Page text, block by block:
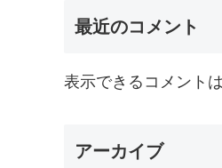
最近のコメント
表示できるコメント
アーカイブ